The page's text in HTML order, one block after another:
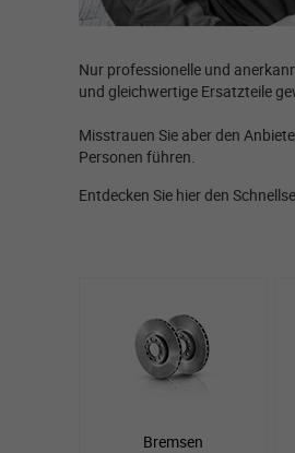
Nur professionelle und
und gleichwertige Ersatzteile
Misstrauen Sie aber den
Personen führen.
Entdecken Sie hier den
Bremsen